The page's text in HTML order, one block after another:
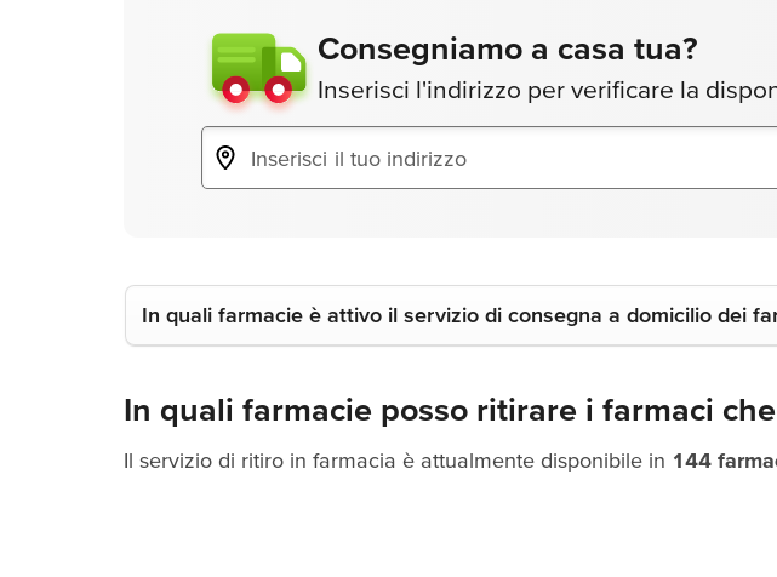
Consegniamo a casa tua?
Inserisci l'indirizzo per verificare la
In quali farmacie è attivo il servizio di consegna a domicilio dei
In quali farmacie posso ritirare i farmaci
Il servizio di ritiro in farmacia è attualmente disponibile in 144